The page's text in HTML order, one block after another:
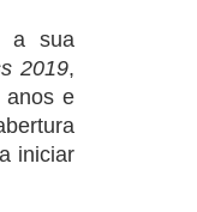
a sua
2019,
anos e
iniciar